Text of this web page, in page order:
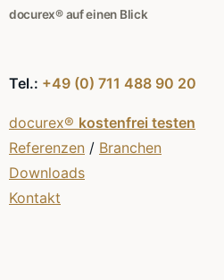
docurex® auf einen Blick
Tel.: +49 (0) 711 488 90 20
docurex® kostenfrei testen
Referenzen / Branchen
Downloads
Kontakt